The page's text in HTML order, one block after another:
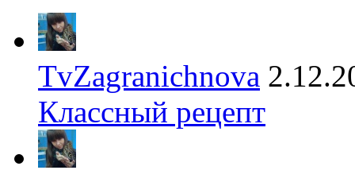
TvZagranichnova
Классный рецепт